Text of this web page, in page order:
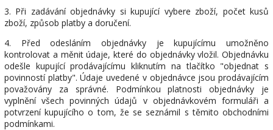
3. Při zadávání objednávky si kupující vybere zboží, počet kusů
zboží, způsob platby a doručení.
4. Před odesláním objednávky je kupujícímu umožněno
kontrolovat a měnit údaje, které do objednávky vložil. Objednávku
odešle kupující prodávajícímu kliknutím na tlačítko "objednat s
povinností platby". Údaje uvedené v objednávce jsou prodávajícím
považovány za správné. Podmínkou platnosti objednávky je
vyplnění všech povinných údajů v objednávkovém formuláři a
potvrzení kupujícího o tom, že se seznámil s těmito obchodními
podmínkami.